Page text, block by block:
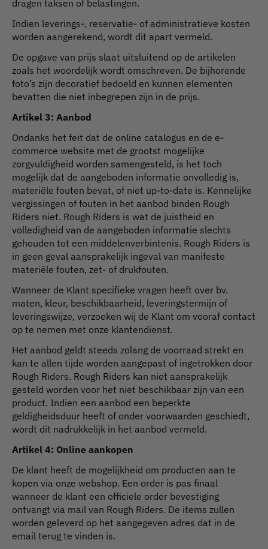
dragen taksen of belastingen.
Indien leverings-, reservatie- of administratieve kosten
worden aangerekend, wordt dit apart vermeld.
De opgave van prijs slaat uitsluitend op de artikelen
zoals het woordelijk wordt omschreven. De bijhorende
foto’s zijn decoratief bedoeld en kunnen elementen
bevatten die niet inbegrepen zijn in de prijs.
Artikel 3: Aanbod
Ondanks het feit dat de online catalogus en de e-
commerce website met de grootst mogelijke
zorgvuldigheid worden samengesteld, is het toch
mogelijk dat de aangeboden informatie onvolledig is,
materiële fouten bevat, of niet up-to-date is. Kennelijke
vergissingen of fouten in het aanbod binden Rough
Riders niet. Rough Riders is wat de juistheid en
volledigheid van de aangeboden informatie slechts
gehouden tot een middelenverbintenis. Rough Riders is
in geen geval aansprakelijk ingeval van manifeste
materiële fouten, zet- of drukfouten.
Wanneer de Klant specifieke vragen heeft over bv.
maten, kleur, beschikbaarheid, leveringstermijn of
leveringswijze, verzoeken wij de Klant om vooraf contact
op te nemen met onze klantendienst.
Het aanbod geldt steeds zolang de voorraad strekt en
kan te allen tijde worden aangepast of ingetrokken door
Rough Riders. Rough Riders kan niet aansprakelijk
gesteld worden voor het niet beschikbaar zijn van een
product. Indien een aanbod een beperkte
geldigheidsduur heeft of onder voorwaarden geschiedt,
wordt dit nadrukkelijk in het aanbod vermeld.
Artikel 4: Online aankopen
De klant heeft de mogelijkheid om producten aan te
kopen via onze webshop. Een order is pas finaal
wanneer de klant een officiele order bevestiging
ontvangt via mail van Rough Riders. De items zullen
worden geleverd op het aangegeven adres dat in de
email terug te vinden is.